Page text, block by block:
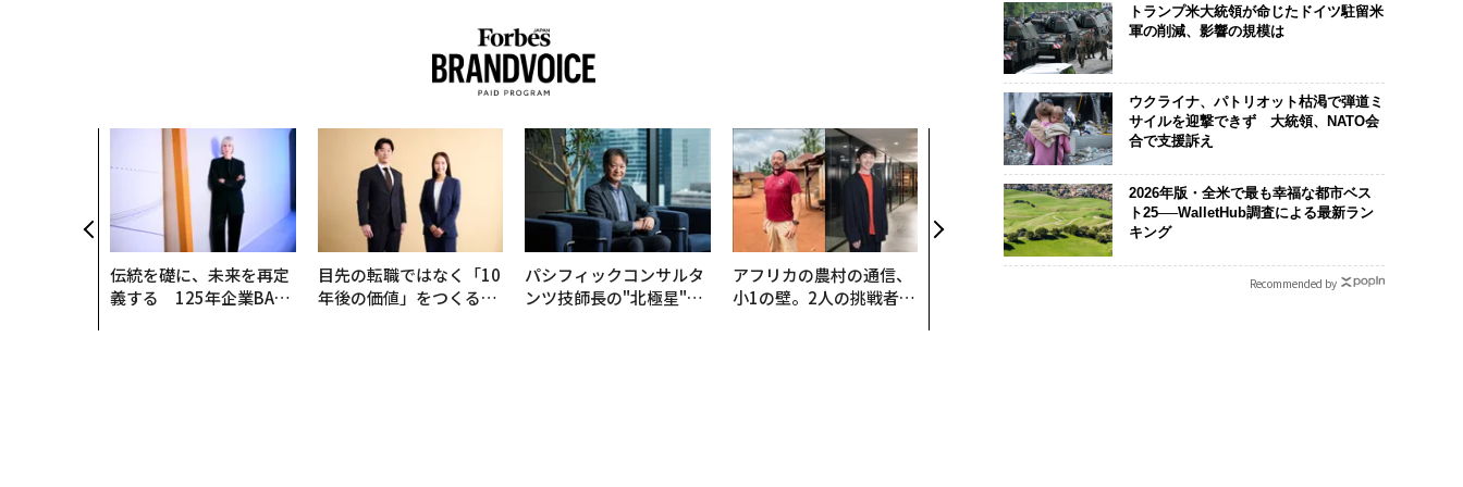
伝統を礎に、未来を再定
義する 125年企業BAT
目先の転職ではなく「10
年後の価値」をつくる─
パシフィックコンサルタ
ンツ技師長の"北極星"。
アフリカの農村の通信、
小1の壁。2人の挑戦者が
「老舗は常に新しい」。
創業360年ＹＵＡＳＡと
カクシンCEO田尻望が語
る、AIを超える人の価値
〜決断する人のAI〜大規
模組織が挑む「AIフル実
装」“使う”企業から“動
く”企業へ【NTTドコモ
ビジネス×PwC】
創によって加
QAIN JAPAN
トランプ米大統領が命じたドイツ駐留米
軍の削減、影響の規模は
ウクライナ、パトリオット枯渇で弾道ミ
サイルを迎撃できず 大統領、NATO会
合で支援訴え
2026年版・全米で最も幸福な都市ベス
ト25──WalletHub調査による最新ラン
キング
Recommended by